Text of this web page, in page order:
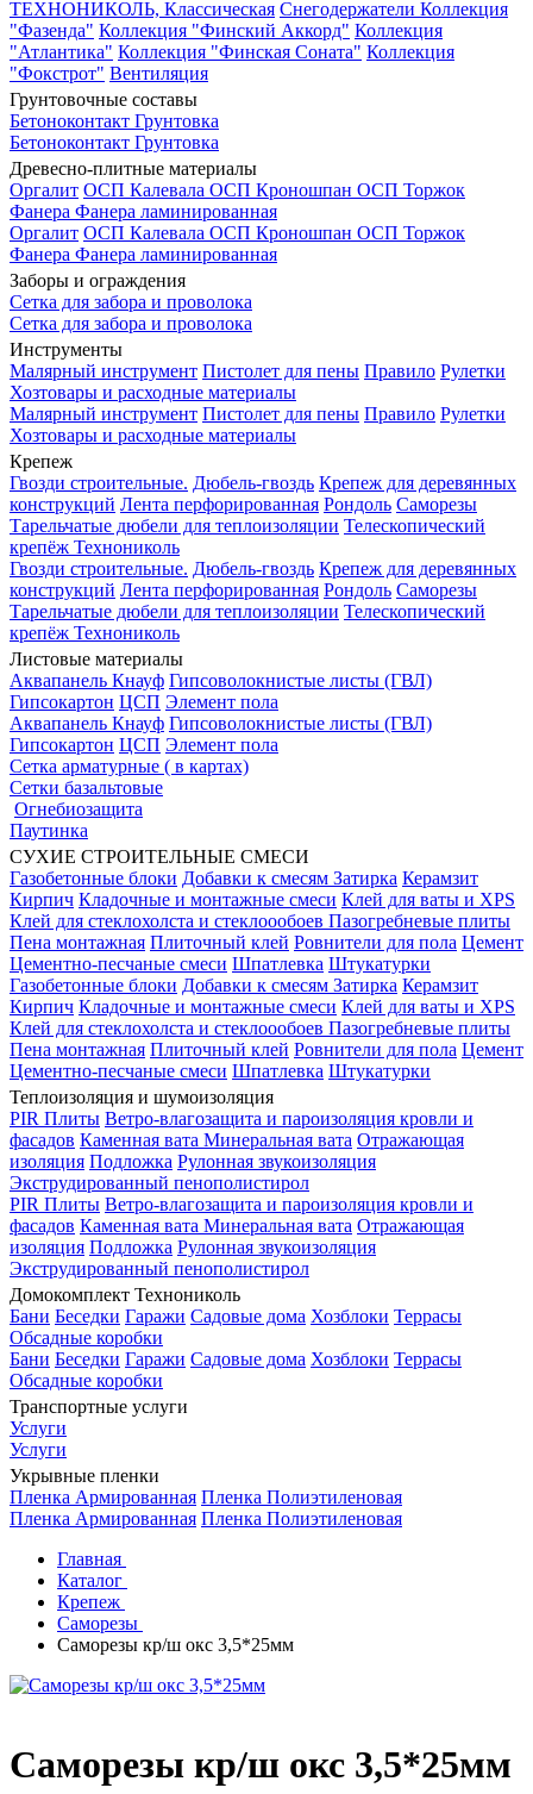
ТЕХНОНИКОЛЬ, Классическая Снегодержатели Коллекция
"Фазенда" Коллекция "Финский Аккорд" Коллекция
"Атлантика" Коллекция "Финская Соната" Коллекция
"Фокстрот" Вентиляция
Грунтовочные составы
Бетоноконтакт Грунтовка
Бетоноконтакт Грунтовка
Древесно-плитные материалы
Оргалит ОСП Калевала ОСП Кроношпан ОСП Торжок
Фанера Фанера ламинированная
Оргалит ОСП Калевала ОСП Кроношпан ОСП Торжок
Фанера Фанера ламинированная
Заборы и ограждения
Сетка для забора и проволока
Сетка для забора и проволока
Инструменты
Малярный инструмент Пистолет для пены Правило Рулетки
Хозтовары и расходные материалы
Малярный инструмент Пистолет для пены Правило Рулетки
Хозтовары и расходные материалы
Крепеж
Гвозди строительные. Дюбель-гвоздь Крепеж для деревянных
конструкций Лента перфорированная Рондоль Саморезы
Тарельчатые дюбели для теплоизоляции Телескопический
крепёж Технониколь
Гвозди строительные. Дюбель-гвоздь Крепеж для деревянных
конструкций Лента перфорированная Рондоль Саморезы
Тарельчатые дюбели для теплоизоляции Телескопический
крепёж Технониколь
Листовые материалы
Аквапанель Кнауф Гипсоволокнистые листы (ГВЛ)
Гипсокартон ЦСП Элемент пола
Аквапанель Кнауф Гипсоволокнистые листы (ГВЛ)
Гипсокартон ЦСП Элемент пола
Сетка арматурные ( в картах)
Сетки базальтовые
Огнебиозащита
Паутинка
СУХИЕ СТРОИТЕЛЬНЫЕ СМЕСИ
Газобетонные блоки Добавки к смесям Затирка Керамзит
Кирпич Кладочные и монтажные смеси Клей для ваты и XPS
Клей для стеклохолста и стеклоообоев Пазогребневые плиты
Пена монтажная Плиточный клей Ровнители для пола Цемент
Цементно-песчаные смеси Шпатлевка Штукатурки
Газобетонные блоки Добавки к смесям Затирка Керамзит
Кирпич Кладочные и монтажные смеси Клей для ваты и XPS
Клей для стеклохолста и стеклоообоев Пазогребневые плиты
Пена монтажная Плиточный клей Ровнители для пола Цемент
Цементно-песчаные смеси Шпатлевка Штукатурки
Теплоизоляция и шумоизоляция
PIR Плиты Ветро-влагозащита и пароизоляция кровли и
фасадов Каменная вата Минеральная вата Отражающая
изоляция Подложка Рулонная звукоизоляция
Экструдированный пенополистирол
PIR Плиты Ветро-влагозащита и пароизоляция кровли и
фасадов Каменная вата Минеральная вата Отражающая
изоляция Подложка Рулонная звукоизоляция
Экструдированный пенополистирол
Домокомплект Технониколь
Бани Беседки Гаражи Садовые дома Хозблоки Террасы
Обсадные коробки
Бани Беседки Гаражи Садовые дома Хозблоки Террасы
Обсадные коробки
Транспортные услуги
Услуги
Услуги
Укрывные пленки
Пленка Армированная Пленка Полиэтиленовая
Пленка Армированная Пленка Полиэтиленовая
Главная
Каталог
Крепеж
Саморезы
Саморезы кр/ш окс 3,5*25мм
Саморезы кр/ш окс 3,5*25мм